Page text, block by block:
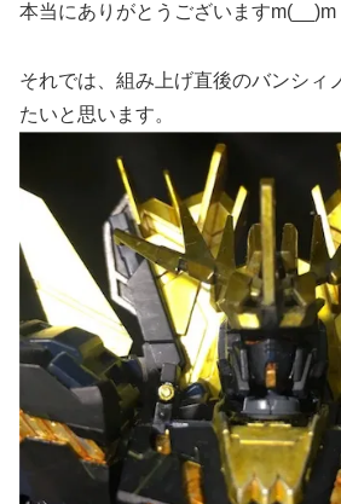
本当にありがとうございますm(__)m
それでは、組み上げ直後のバンシィ
たいと思います。